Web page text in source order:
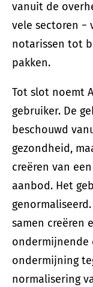
vanuit de
vele sectoren
notarissen tot
pakken.
Tot slot noemt
gebruiker. De
beschouwd
gezondheid,
creëren van
aanbod. Het
samen creëren
ondermijnende
ondermijning
normalisering